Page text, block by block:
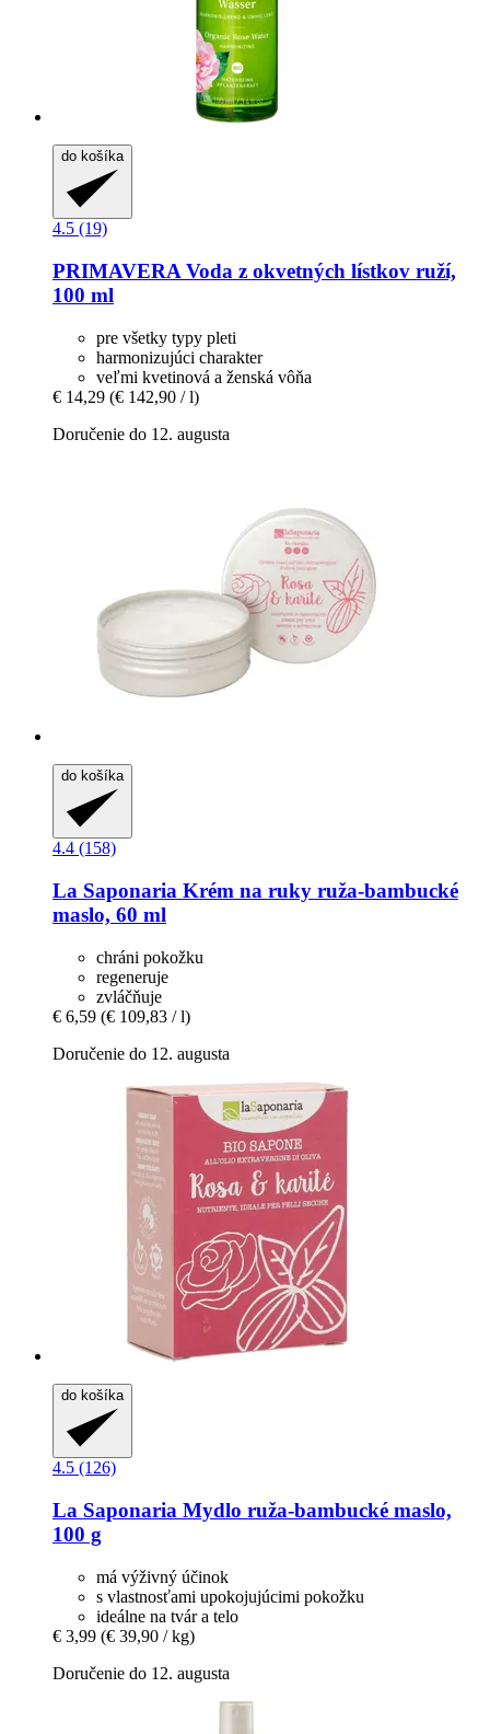
do košíka
4.5 (19)
PRIMAVERA Voda z okvetných lístkov ruží,
100 ml
pre všetky typy pleti
harmonizujúci charakter
veľmi kvetinová a ženská vôňa
€ 14,29 (€ 142,90 / l)
Doručenie do 12. augusta
do košíka
4.4 (158)
La Saponaria Krém na ruky ruža-​bambucké
maslo, 60 ml
chráni pokožku
regeneruje
zvláčňuje
€ 6,59 (€ 109,83 / l)
Doručenie do 12. augusta
do košíka
4.5 (126)
La Saponaria Mydlo ruža-​bambucké maslo,
100 g
má výživný účinok
s vlastnosťami upokojujúcimi pokožku
ideálne na tvár a telo
€ 3,99 (€ 39,90 / kg)
Doručenie do 12. augusta